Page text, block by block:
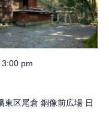
3:00 pm
東区尾倉 銅像前広場 日